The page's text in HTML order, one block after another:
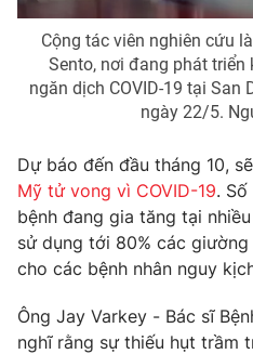
Photo
VTV Money
VTV Sức khoẻ
Thị trường 24h
Cộng tác viên nghiên cứu
Sento, nơi đang phát triển
ngăn dịch COVID-19 tại San
ngày 22/5.
Dự báo đến đầu tháng 10,
Mỹ tử vong vì COVID-19.
bệnh đang gia tăng tại
sử dụng tới 80% các
cho các bệnh nhân nguy
Ông Jay Varkey - Bác sĩ
nghĩ rằng sự thiếu hụt trầm